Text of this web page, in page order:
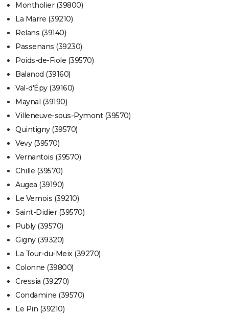
Montholier (39800)
La Marre (39210)
Relans (39140)
Passenans (39230)
Poids-de-Fiole (39570)
Balanod (39160)
Val-d'Épy (39160)
Maynal (39190)
Villeneuve-sous-Pymont (39570)
Quintigny (39570)
Vevy (39570)
Vernantois (39570)
Chille (39570)
Augea (39190)
Le Vernois (39210)
Saint-Didier (39570)
Publy (39570)
Gigny (39320)
La Tour-du-Meix (39270)
Colonne (39800)
Cressia (39270)
Condamine (39570)
Le Pin (39210)